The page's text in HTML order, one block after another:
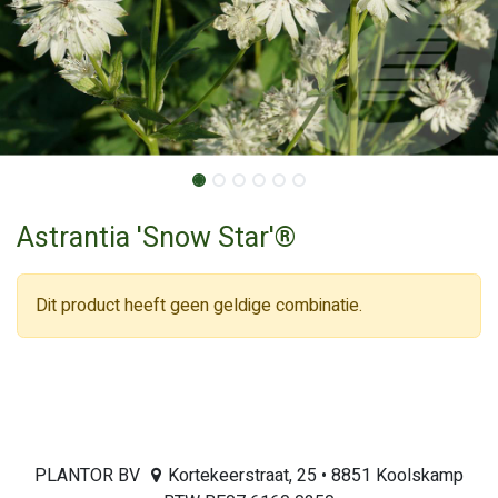
Astrantia 'Snow Star'®
Dit product heeft geen geldige combinatie.
PLANTOR BV
Kortekeerstraat, 25 • 8851 Koolskamp